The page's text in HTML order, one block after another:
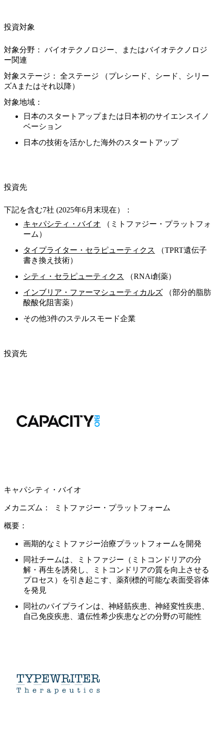
投資対象
対象分野：
バイオテクノロジー、またはバイオテクノロジ
ー関連
対象ステージ：
全ステージ （プレシード、シード、シリー
ズAまたはそれ以降）
対象地域：
日本のスタートアップまたは日本初のサイエンスイノ
ベーション
日本の技術を活かした海外のスタートアップ
投資先
下記を含む7社 (2025年6月末現在）：
キャパシティ・バイオ （ミトファジー・プラットフォ
ーム）
タイプライター・セラピューティクス
（TPRT遺伝子
書き換え技術）
シティ・セラピューティクス
（RNAi創薬）
インブリア・ファーマシューティカルズ （部分的脂肪
酸酸化阻害薬）
その他3件のステルスモード企業
投資先
キャパシティ・バイオ​
メカニズム： ​ ミトファジー・プラットフォーム ​
概要：​
画期的なミトファジー治療プラットフォームを開発​
同社チームは、ミトファジー（ミトコンドリアの分
解・再生を誘発し、ミトコンドリアの質を向上させる
プロセス）を引き起こす、薬剤標的可能な表面受容体
を発見​
同社のパイプラインは、神経筋疾患、神経変性疾患、
自己免疫疾患、遺伝性希少疾患などの分野の可能性​